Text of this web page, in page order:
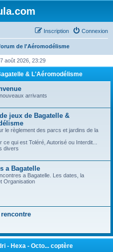
Connexion
Inscription
de l'Aéromodélisme
août 2026, 23:29
& L'Aéromodélisme
arrivants
jeux de Bagatelle &
le règlement des parcs et jardins de la
ce qui est Toléré, Autorisé ou Interdit...
divers
a Bagatelle
a Bagatelle. Les dates, la
Organisation
- Hexa - Octo... coptère